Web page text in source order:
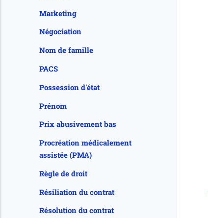
Marketing
Négociation
Nom de famille
PACS
Possession d'état
Prénom
Prix abusivement bas
Procréation médicalement
assistée (PMA)
Règle de droit
Résiliation du contrat
Résolution du contrat